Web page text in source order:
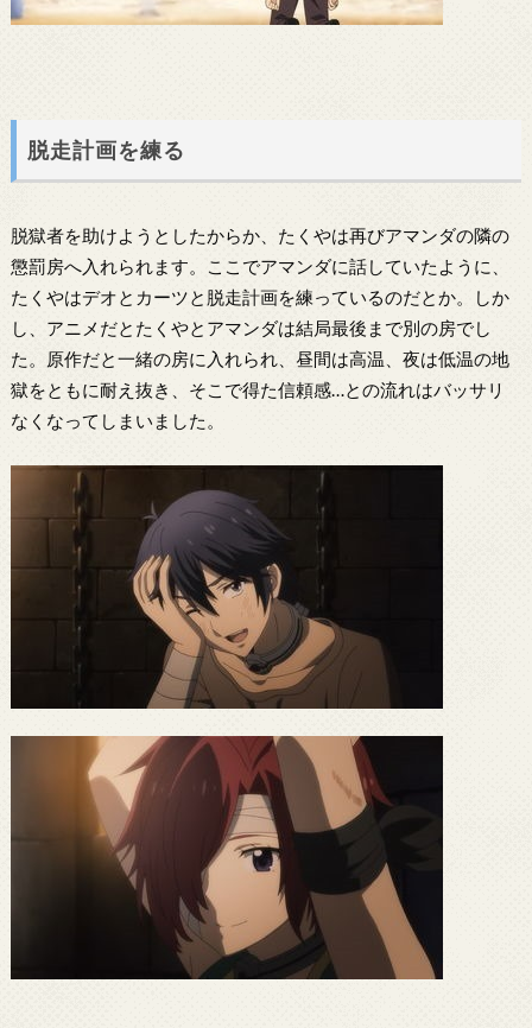
脱走計画を練る
脱獄者を助けようとしたからか、たくやは再びアマンダの隣の
懲罰房へ入れられます。ここでアマンダに話していたように、
たくやはデオとカーツと脱走計画を練っているのだとか。しか
し、アニメだとたくやとアマンダは結局最後まで別の房でし
た。原作だと一緒の房に入れられ、昼間は高温、夜は低温の地
獄をともに耐え抜き、そこで得た信頼感…との流れはバッサリ
なくなってしまいました。